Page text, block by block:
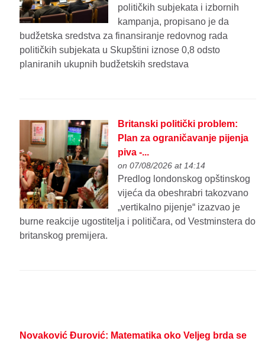
političkih subjekata i izbornih
kampanja, propisano je da
budžetska sredstva za finansiranje redovnog rada
političkih subjekata u Skupštini iznose 0,8 odsto
planiranih ukupnih budžetskih sredstava
Britanski politički problem:
Plan za ograničavanje pijenja
piva -...
on 07/08/2026 at 14:14
Predlog londonskog opštinskog
vijeća da obeshrabri takozvano
„vertikalno pijenje“ izazvao je
burne reakcije ugostitelja i političara, od Vestminstera do
britanskog premijera.
Novaković Đurović: Matematika oko Veljeg brda se